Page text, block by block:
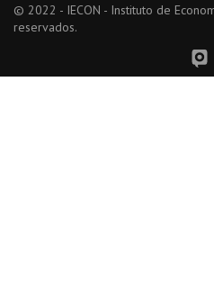
© 2022 - IECON - Instituto de
reservados.